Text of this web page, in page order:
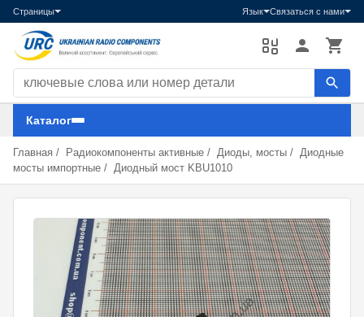
Страницы Язык Связаться с нами
Каталог
Главная / Радиокомпоненты активные / Диоды, мосты / Диодные
мосты импортные / Диодный мост KBU1010